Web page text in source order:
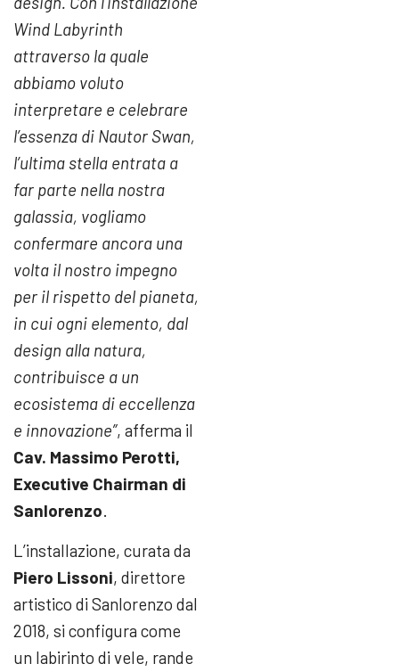
Wind Labyrinth
attraverso la quale
abbiamo voluto
interpretare e celebrare
l’essenza di Nautor Swan,
l’ultima stella entrata a
far parte nella nostra
galassia, vogliamo
confermare ancora una
volta il nostro impegno
per il rispetto del pianeta,
in cui ogni elemento, dal
design alla natura,
contribuisce a un
ecosistema di eccellenza
e innovazione”, afferma il
Cav. Massimo Perotti,
Executive Chairman di
Sanlorenzo.
L’installazione, curata da
Piero Lissoni, direttore
artistico di Sanlorenzo dal
2018, si configura come
un labirinto di vele, rande